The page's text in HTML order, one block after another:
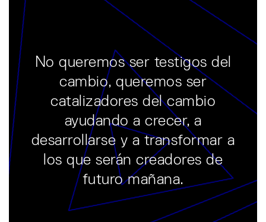
No queremos ser testigos del
cambio, queremos ser
catalizadores del cambio
ayudando a crecer, a
desarrollarse y a transformar a
los que serán creadores de
futuro mañana.